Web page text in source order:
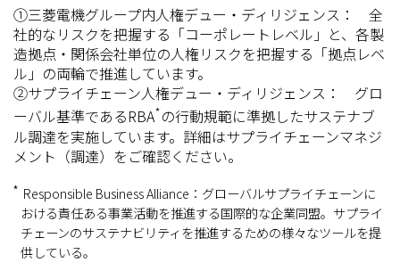
①三菱電機グループ内人権デュー・ディリジェンス： 全
社的なリスクを把握する「コーポレートレベル」と、各製
造拠点・関係会社単位の人権リスクを把握する「拠点レベ
ル」の両輪で推進しています。
②サプライチェーン人権デュー・ディリジェンス： グロ
ーバル基準であるRBA*の行動規範に準拠したサステナブ
ル調達を実施しています。詳細はサプライチェーンマネジ
メント（調達）をご確認ください。
Responsible Business Alliance：グローバルサプライチェーンに
おける責任ある事業活動を推進する国際的な企業同盟。サプライ
チェーンのサステナビリティを推進するための様々なツールを提
供している。